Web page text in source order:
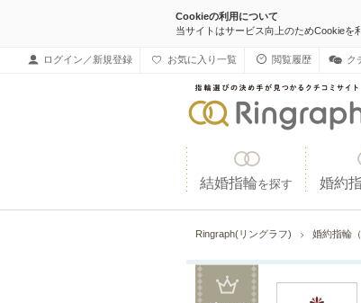
Cookieの利用について
当サイトはサービス向上のためCookieを
ログイン／新規登録 お気に入り一覧 閲覧履歴 ク
結婚指輪を探す 婚約
Ringraph(リングラフ) 婚約指輪